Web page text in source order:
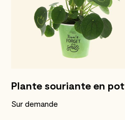
Plante souriante en pot
Sur demande